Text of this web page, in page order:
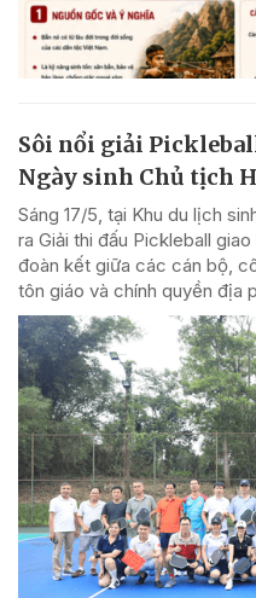
Sôi nổi giải
Ngày sinh Chủ tịch
Sáng 17/5, tại Khu du lịch
ra Giải thi đấu Pickleball
đoàn kết giữa các cán bộ,
tôn giáo và chính quyền địa